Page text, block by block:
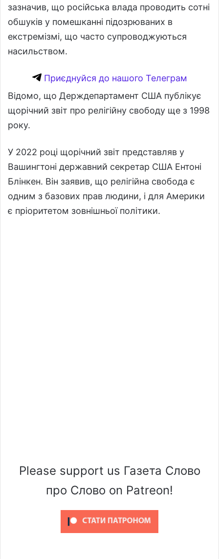
зазначив, що російська влада проводить сотні
обшуків у помешканні підозрюваних в
екстремізмі, що часто супроводжуються
насильством.
Приєднуйся до нашого Телеграм
Відомо, що Держдепартамент США публікує
щорічний звіт про релігійну свободу ще з 1998
року.
У 2022 році щорічний звіт представляв у
Вашингтоні державний секретар США Ентоні
Блінкен. Він заявив, що релігійна свобода є
одним з базових прав людини, і для Америки
є пріоритетом зовнішньої політики.
Please support us Газета Слово
про Слово on Patreon!